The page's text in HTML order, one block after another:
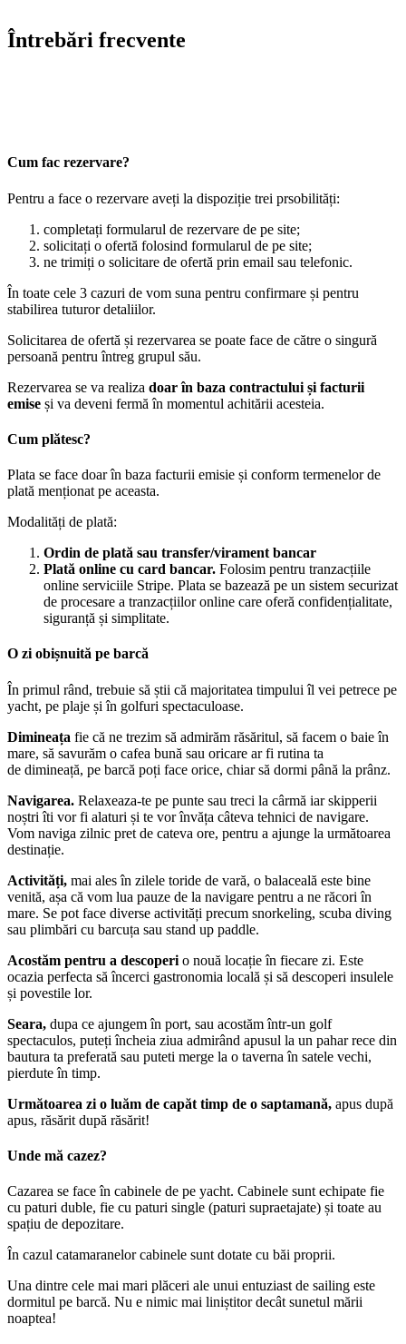
Întrebări frecvente
Cum fac rezervare?
Pentru a face o rezervare aveți la dispoziție trei prsobilități:
completați formularul de rezervare de pe site;
solicitați o ofertă folosind formularul de pe site;
ne trimiți o solicitare de ofertă prin email sau telefonic.
În toate cele 3 cazuri de vom suna pentru confirmare și pentru
stabilirea tuturor detaliilor.
Solicitarea de ofertă și rezervarea se poate face de către o singură
persoană pentru întreg grupul său.
Rezervarea se va realiza doar în baza contractului și facturii
emise și va deveni fermă în momentul achitării acesteia.
Cum plătesc?
Plata se face doar în baza facturii emisie și conform termenelor de
plată menționat pe aceasta.
Modalități de plată:
Ordin de plată sau transfer/virament bancar
Plată online cu card bancar. Folosim pentru tranzacțiile
online serviciile Stripe. Plata se bazează pe un sistem securizat
de procesare a tranzacțiilor online care oferă confidențialitate,
siguranță și simplitate.
O zi obișnuită pe barcă
În primul rând, trebuie să știi că majoritatea timpului îl vei petrece pe
yacht, pe plaje și în golfuri spectaculoase.
Dimineața fie că ne trezim să admirăm răsăritul, să facem o baie în
mare, să savurăm o cafea bună sau oricare ar fi rutina ta
de dimineață, pe barcă poți face orice, chiar să dormi până la prânz.
Navigarea. Relaxeaza-te pe punte sau treci la cârmă iar skipperii
noștri îti vor fi alaturi și te vor învăța câteva tehnici de navigare.
Vom naviga zilnic pret de cateva ore, pentru a ajunge la următoarea
destinație.
Activități, mai ales în zilele toride de vară, o balaceală este bine
venită, așa că vom lua pauze de la navigare pentru a ne răcori în
mare. Se pot face diverse activități precum snorkeling, scuba diving
sau plimbări cu barcuța sau stand up paddle.
Acostăm pentru a descoperi o nouă locație în fiecare zi. Este
ocazia perfecta să încerci gastronomia locală și să descoperi insulele
și povestile lor.
Seara, dupa ce ajungem în port, sau acostăm într-un golf
spectaculos, puteți încheia ziua admirând apusul la un pahar rece din
bautura ta preferată sau puteti merge la o taverna în satele vechi,
pierdute în timp.
Următoarea zi o luăm de capăt timp de o saptamană, apus după
apus, răsărit după răsărit!
Unde mă cazez?
Cazarea se face în cabinele de pe yacht. Cabinele sunt echipate fie
cu paturi duble, fie cu paturi single (paturi supraetajate) și toate au
spațiu de depozitare.
În cazul catamaranelor cabinele sunt dotate cu băi proprii.
Una dintre cele mai mari plăceri ale unui entuziast de sailing este
dormitul pe barcă. Nu e nimic mai liniștitor decât sunetul mării
noaptea!